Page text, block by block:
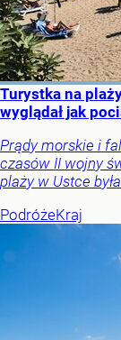
Turystka na
wyglądał jak
Prądy morskie i
czasów II wojny
plaży w Ustce
PodróżeKraj